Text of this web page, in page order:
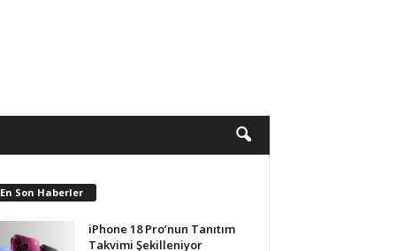
En Son Haberler
iPhone 18 Pro’nun Tanıtım
Takvimi Şekilleniyor